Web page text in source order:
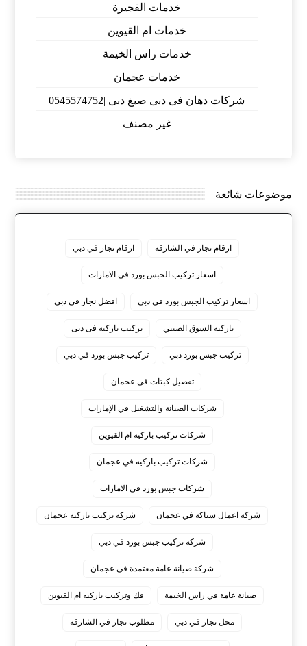
خدمات الفجيرة
خدمات ام القيوين
خدمات راس الخيمة
خدمات عجمان
شركات دهان فى دبى صبغ دبى |0545574752
غير مصنف
موضوعات شائعة
ارقام نجار في الشارقة ارقام نجار في دبي
اسعار تركيب الجبس بورد في الامارات
اسعار تركيب الجبس بورد في دبي افضل نجار في دبي
باركيه السوق الصيني تركيب باركيه فى دبى
تركيب جبس بورد دبي تركيب جبس بورد في دبي
تفصيل كبتات في عجمان
شركات الصيانة والتشغيل في الإمارات
شركات تركيب باركيه ام القيوين
شركات تركيب باركيه في عجمان
شركات جبس بورد في الامارات
شركة اعمال سباكة في عجمان شركة تركيب باركية عجمان
شركة تركيب جبس بورد في دبي
شركة صيانة عامة معتمدة في عجمان
صيانة عامة في راس الخيمة فك وتركيب باركيه ام القيوين
محل نجار في دبي مطلوب نجار في الشارقة